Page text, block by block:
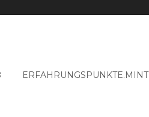
ERFAHRUNGSPUNKTE.MINT